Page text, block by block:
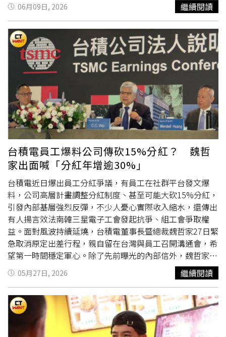
表示，他們今年支付的小費少於2025年願意支付的金額。
對此，分析師桑德斯（Neil Saunders）說明，大眾對於小
費的怨氣，一方面來自於財務被通膨嚴重擠壓，另一方面則
是無法接受小費比例不斷調高，以及被要求支付小費的場景
變得無所不在。在各大行業中，餐飲業受到的衝擊最為嚴
重，高達35%的受訪者承認已經減少內用給的小費；其次是
生鮮外送服務的24%，而飯店、共享汽車、汽車維修和美髮
沙龍等行業的小費收入也出現顯著下滑。顯見消費者在面對
食品、住房與水電等日常開銷暴增時，對額外支出的「小費
疲勞」已達到臨界點。許多美國民眾將矛頭指向普及化的數
位結帳系統，調查發現，將近四分之三的民眾注意到，商家
結帳螢幕上的建議小費比例越來越高，動輒從15%、20%或
飆升至25%。此外，有59%的民眾坦言在數位螢幕前會感到
支付壓力，但該比例已較半年前的66%明顯下降，反映出越
來越多人在面對非傳統需要給小費的場所時，能毫無顧慮地
按下「不給小費」的選項。調查數據發現在過去一年中，消
費者估計自己花在「不必要小費」上的冤枉錢約為130美元
（約新台幣4225元），低於2025年底調查時的150美元
（約新台幣4875元）。此外，願意給餐廳服務生20%以上
小費的顧客比例，也從去年的45%降至41%；外送員的減幅
更劇烈，從23%大跌至15%。就連傳統上普遍會給小費的咖
啡廳、餐車及速食店，近半年內的小費比例同樣全面走低。
Popmenu執行長斯威尼（BrendanSweeney）警告，這波
「小費疲勞」對依賴這份收入的基層勞工衝擊最大；他也補
充，消費者對於「僅提供基本服務」卻被索取小費感到不合
理，例如到店
自取外帶、或在一般零售店接受招待等。儘管
如此，調查仍釋出了不同面向的結果，超過半數的受訪者表
06月09日, 2026 繼續閱讀
台積電員工爆料公司傳砍15%分紅？ 魏哲
家出面喊「分紅年增逾30%」
台積電近日爆出員工分紅爭議，有員工在社群平台發文爆
料，公司高層計畫調整分紅制度、甚至可能大砍15%分紅，
引發內部基層強烈反彈，不少人憂心實際收入縮水，還傳出
有人揚言效法南韓三星電子工會發起抗爭、組工會爭取權
益。面對風波持續延燒，台積電董事長暨總裁魏哲家27日緊
急取消原定出差行程，親自留在台灣與員工召開溝通會，希
望第一時間穩定軍心。除了先前曝光的內部信外，魏哲家也
親自在會中向員工說明公司盈餘分配原則。他指出，台積電
每年都會依據營收與整體獲利重新檢視利潤配置，核心主要
圍繞在「員工、股東、社會」三大方向，希望在企業持續成
長的同時，兼顧員工福利、股東回報與企業社會責任。魏哲
家表示，員工最重視的是工作價值、薪資福利與未來發展機
會；股東則期待公司穩健成長與合理報酬；至於企業本身，
05月27日, 2026 繼續閱讀